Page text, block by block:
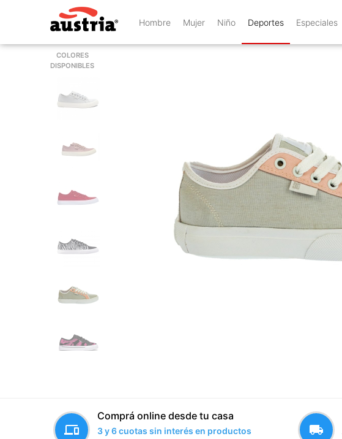
Hombre Mujer Niño Deportes Especiales
COLORES
DISPONIBLES
devices
Comprá online desde tu casa
3 y 6 cuotas sin interés en productos
local_shipping